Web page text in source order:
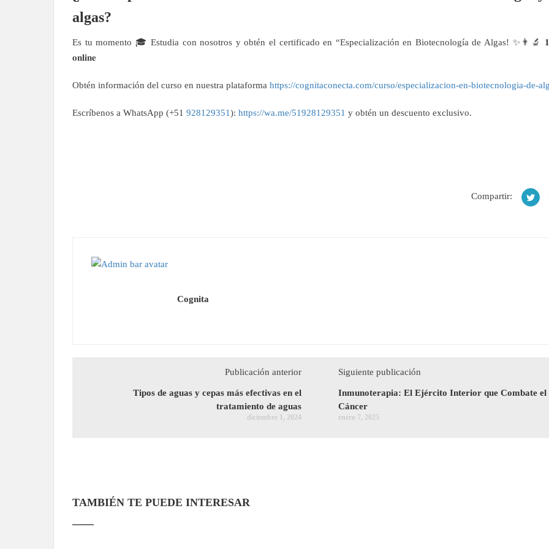
algas?
Es tu momento 🎓 Estudia con nosotros y obtén el certificado en “Especialización en Biotecnología de Algas! ✨👨🔬
𝐨𝐧𝐥𝐢𝐧𝐞
Obtén información del curso en nuestra plataforma https://cognitaconecta.com/curso/especializacion-en-biotecnologia-de-
Escríbenos a WhatsApp (+51 928129351): https://wa.me/51928129351 y obtén un descuento exclusivo.
Compartir:
Cognita
Publicación anterior
Tipos de aguas y cepas más efectivas en el
tratamiento de aguas
diciembre 1, 2024
Siguiente publicación
Inmunoterapia: El Ejército Interior que Combate el
Cáncer
enero 7, 2025
TAMBIÉN TE PUEDE INTERESAR